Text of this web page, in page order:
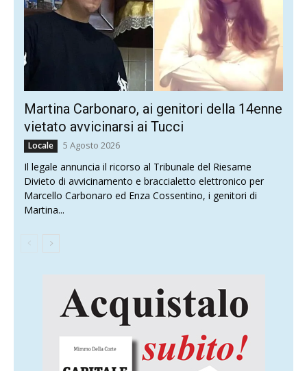
Martina Carbonaro, ai genitori della 14enne
vietato avvicinarsi ai Tucci
Locale 5 Agosto 2026
Il legale annuncia il ricorso al Tribunale del Riesame
Divieto di avvicinamento e braccialetto elettronico per
Marcello Carbonaro ed Enza Cossentino, i genitori di
Martina...